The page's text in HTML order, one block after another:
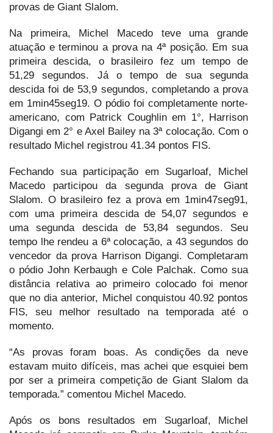
provas de Giant Slalom.
Na primeira, Michel Macedo teve uma grande
atuação e terminou a prova na 4ª posição. Em sua
primeira descida, o brasileiro fez um tempo de
51,29 segundos. Já o tempo de sua segunda
descida foi de 53,9 segundos, completando a prova
em 1min45seg19. O pódio foi completamente norte-
americano, com Patrick Coughlin em 1°, Harrison
Digangi em 2° e Axel Bailey na 3ª colocação. Com o
resultado Michel registrou 41.34 pontos FIS.
Fechando sua participação em Sugarloaf, Michel
Macedo participou da segunda prova de Giant
Slalom. O brasileiro fez a prova em 1min47seg91,
com uma primeira descida de 54,07 segundos e
uma segunda descida de 53,84 segundos. Seu
tempo lhe rendeu a 6ª colocação, a 43 segundos do
vencedor da prova Harrison Digangi. Completaram
o pódio John Kerbaugh e Cole Palchak. Como sua
distância relativa ao primeiro colocado foi menor
que no dia anterior, Michel conquistou 40.92 pontos
FIS, seu melhor resultado na temporada até o
momento.
“As provas foram boas. As condições da neve
estavam muito difíceis, mas achei que esquiei bem
por ser a primeira competição de Giant Slalom da
temporada.” comentou Michel Macedo.
Após os bons resultados em Sugarloaf, Michel